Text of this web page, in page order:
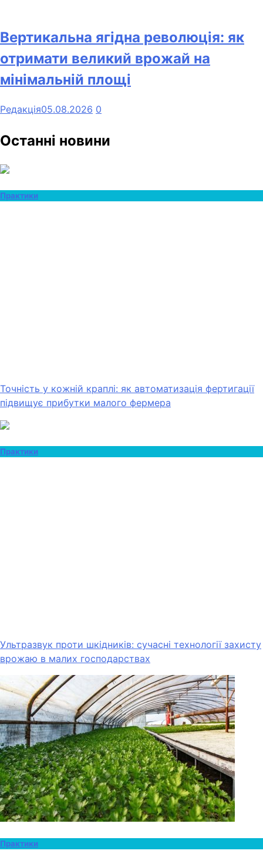
Вертикальна ягідна революція: як
отримати великий врожай на
мінімальній площі
Редакція05.08.2026 0
Останні новини
Практики
Точність у кожній краплі: як автоматизація фертигації
підвищує прибутки малого фермера
Практики
Ультразвук проти шкідників: сучасні технології захисту
врожаю в малих господарствах
Практики